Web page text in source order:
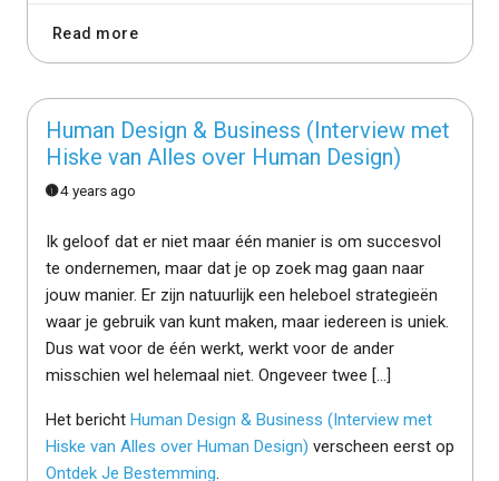
Read more
Human Design & Business (Interview met
Hiske van Alles over Human Design)
4 years ago
Ik geloof dat er niet maar één manier is om succesvol
te ondernemen, maar dat je op zoek mag gaan naar
jouw manier. Er zijn natuurlijk een heleboel strategieën
waar je gebruik van kunt maken, maar iedereen is uniek.
Dus wat voor de één werkt, werkt voor de ander
misschien wel helemaal niet. Ongeveer twee […]
Het bericht Human Design & Business (Interview met
Hiske van Alles over Human Design) verscheen eerst op
Ontdek Je Bestemming